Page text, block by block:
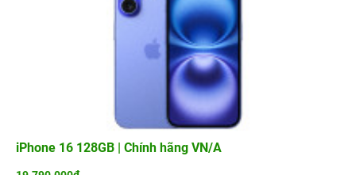
iPhone 16 128GB | Chính hãng VN/A